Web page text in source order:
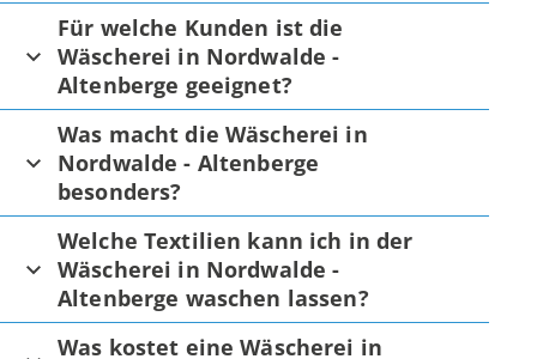
Für welche Kunden ist die
Wäscherei in Nordwalde -
Altenberge geeignet?
Was macht die Wäscherei in
Nordwalde - Altenberge
besonders?
Welche Textilien kann ich in der
Wäscherei in Nordwalde -
Altenberge waschen lassen?
Was kostet eine Wäscherei in